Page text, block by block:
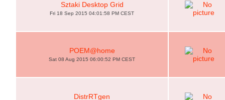
Sztaki Desktop Grid
Fri 18 Sep 2015 04:01:58 PM CEST
POEM@home
Sat 08 Aug 2015 06:00:52 PM CEST
DistrRTgen